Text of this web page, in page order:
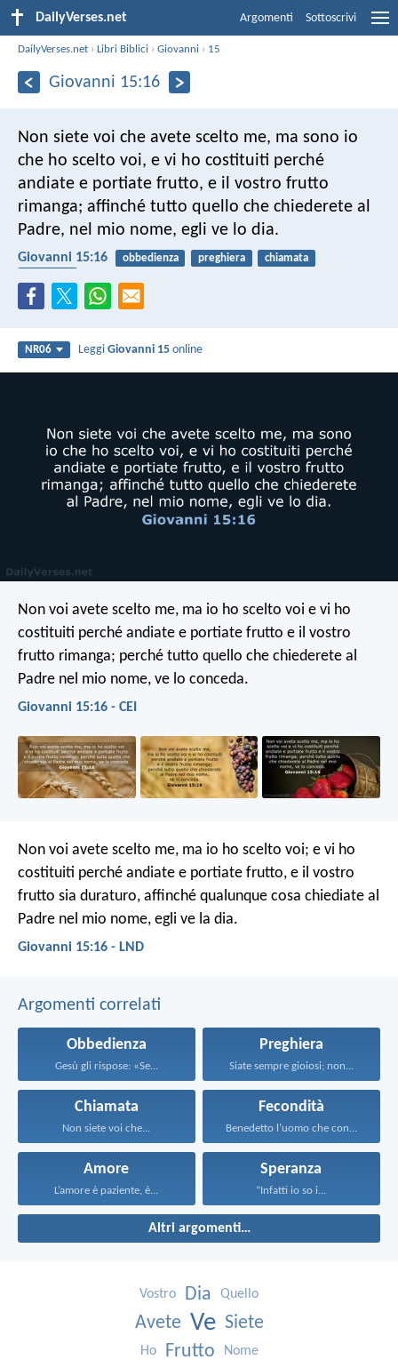
DailyVerses.net Argomenti Sottoscrivi
DailyVerses.net ›Libri Biblici ›Giovanni › 15
Giovanni 15:16
Non siete voi che avete scelto me, ma sono io
che ho scelto voi, e vi ho costituiti perché
andiate e portiate frutto, e il vostro frutto
rimanga; affinché tutto quello che chiederete al
Padre, nel mio nome, egli ve lo dia.
Giovanni 15:16 obbedienza preghiera
chiamata
NR06 LeggiGiovanni 15 online
Non voi avete scelto me, ma io ho scelto voi e vi ho
costituiti perché andiate e portiate frutto e il vostro
frutto rimanga; perché tutto quello che chiederete al
Padre nel mio nome, ve lo conceda.
Giovanni 15:16 - CEI
Non voi avete scelto me, ma io ho scelto voi; e vi ho
costituiti perché andiate e portiate frutto, e il vostro
frutto sia duraturo, affinché qualunque cosa chiediate al
Padre nel mio nome, egli ve la dia.
Giovanni 15:16 - LND
Argomenti correlati
Obbedienza
Gesù gli rispose: «Se...
Preghiera
Siate sempre gioiosi; non...
Chiamata
Non siete voi che...
Fecondità
Benedetto l’uomo che confida...
Amore
L’amore è paziente, è...
Speranza
“Infatti io so i...
Altri argomenti…
Vostro Dia Quello
Avete Ve Siete
Ho Frutto Nome